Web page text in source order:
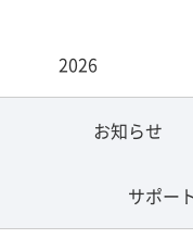
2026
お知らせ
サポー